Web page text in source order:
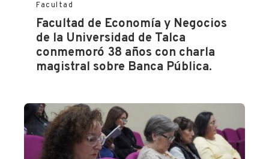
buenos-
Facultad
Facultad de Economía y Negocios
de la Universidad de Talca
conmemoró 38 años con charla
magistral sobre Banca Pública.